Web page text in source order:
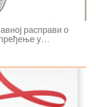
расправи о
у...